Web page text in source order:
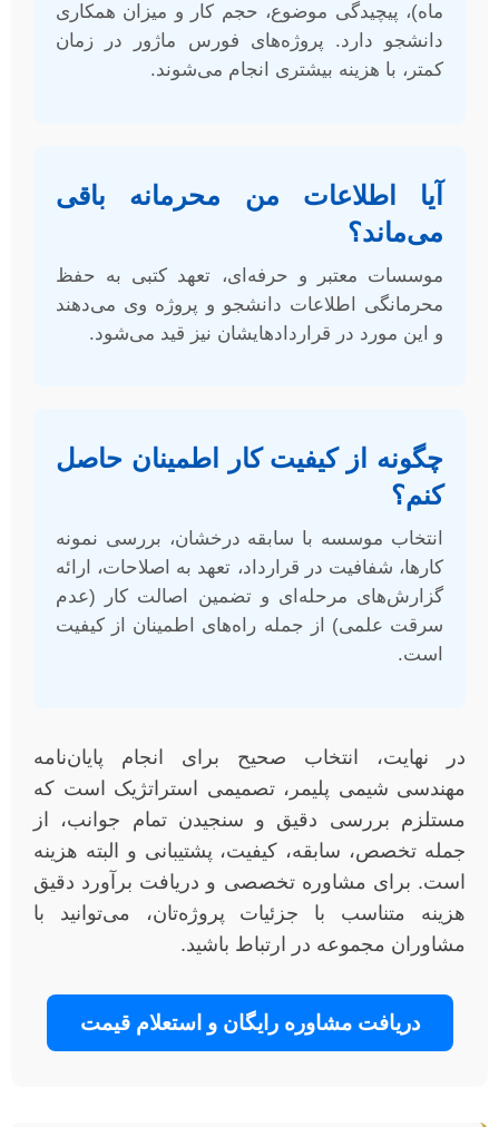
ماه)، پیچیدگی موضوع، حجم کار و میزان همکاری
دانشجو دارد. پروژه‌های فورس ماژور در زمان
کمتر، با هزینه بیشتری انجام می‌شوند.
آیا اطلاعات من محرمانه باقی
می‌ماند؟
موسسات معتبر و حرفه‌ای، تعهد کتبی به حفظ
محرمانگی اطلاعات دانشجو و پروژه وی می‌دهند
و این مورد در قراردادهایشان نیز قید می‌شود.
چگونه از کیفیت کار اطمینان حاصل
کنم؟
انتخاب موسسه با سابقه درخشان، بررسی نمونه
کارها، شفافیت در قرارداد، تعهد به اصلاحات، ارائه
گزارش‌های مرحله‌ای و تضمین اصالت کار (عدم
سرقت علمی) از جمله راه‌های اطمینان از کیفیت
است.
در نهایت، انتخاب صحیح برای انجام پایان‌نامه
مهندسی شیمی پلیمر، تصمیمی استراتژیک است که
مستلزم بررسی دقیق و سنجیدن تمام جوانب، از
جمله تخصص، سابقه، کیفیت، پشتیبانی و البته هزینه
است. برای مشاوره تخصصی و دریافت برآورد دقیق
هزینه متناسب با جزئیات پروژه‌تان، می‌توانید با
مشاوران مجموعه در ارتباط باشید.
دریافت مشاوره رایگان و استعلام قیمت